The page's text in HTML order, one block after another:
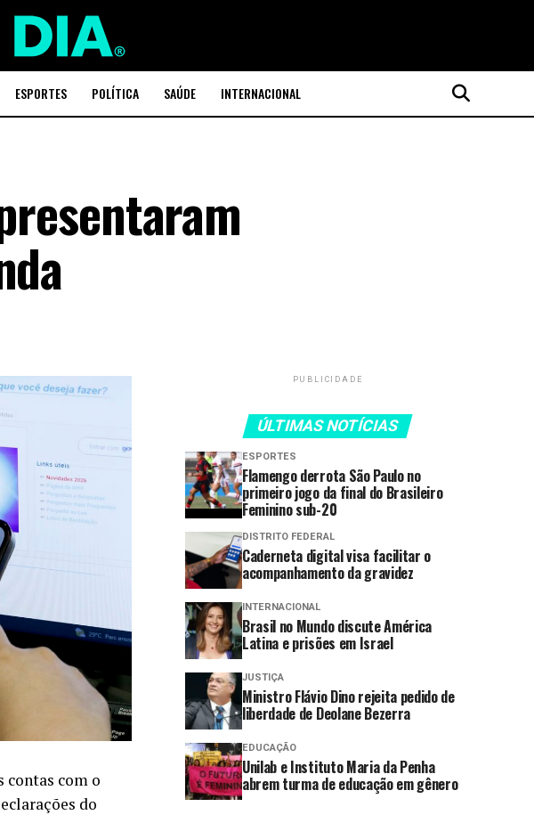
ESPORTES POLÍTICA SAÚDE INTERNACIONAL
contas com o
do
PUBLICIDADE
ÚLTIMAS NOTÍCIAS
ESPORTES
Flamengo derrota São Paulo no
primeiro jogo da final do Brasileiro
Feminino sub-20
DISTRITO FEDERAL
Caderneta digital visa facilitar o
acompanhamento da gravidez
INTERNACIONAL
Brasil no Mundo discute América
Latina e prisões em Israel
JUSTIÇA
Ministro Flávio Dino rejeita pedido de
liberdade de Deolane Bezerra
EDUCAÇÃO
Unilab e Instituto Maria da Penha
abrem turma de educação em gênero